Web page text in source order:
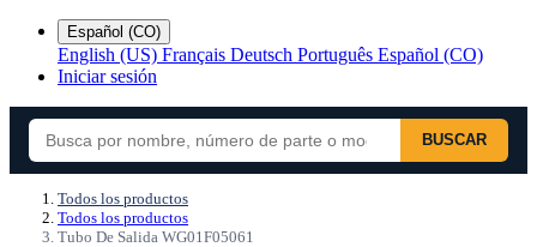
Español (CO)
English (US) Français Deutsch Português Español (CO)
Iniciar sesión
BUSCAR
Todos los productos
Todos los productos
Tubo De Salida WG01F05061